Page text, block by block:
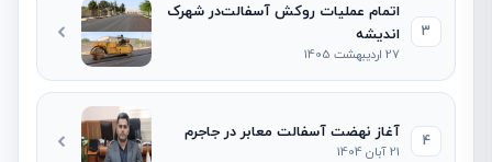
3
اتمام عملیات روکش آسفالت‌در شهرک
اندیشه
27 اردیبهشت 1405
4 آغاز نهضت آسفالت معابر در جاجرم
21 آبان 1404